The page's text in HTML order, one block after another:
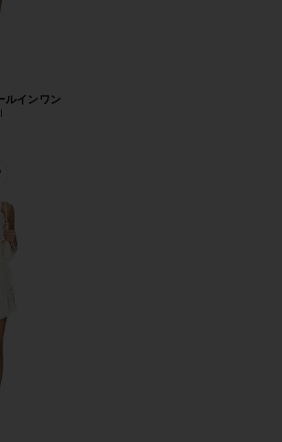
インワン
ALINA レースオールインワン